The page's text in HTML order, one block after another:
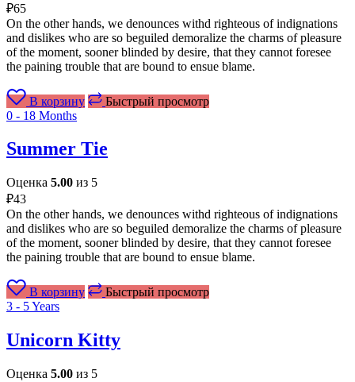
₽65
On the other hands, we denounces withd righteous of indignations
and dislikes who are so beguiled demoralize the charms of pleasure
of the moment, sooner blinded by desire, that they cannot foresee
the paining trouble that are bound to ensue blame.
В корзину
Быстрый просмотр
0 - 18 Months
Summer Tie
Оценка 5.00 из 5
₽43
On the other hands, we denounces withd righteous of indignations
and dislikes who are so beguiled demoralize the charms of pleasure
of the moment, sooner blinded by desire, that they cannot foresee
the paining trouble that are bound to ensue blame.
В корзину
Быстрый просмотр
3 - 5 Years
Unicorn Kitty
Оценка 5.00 из 5